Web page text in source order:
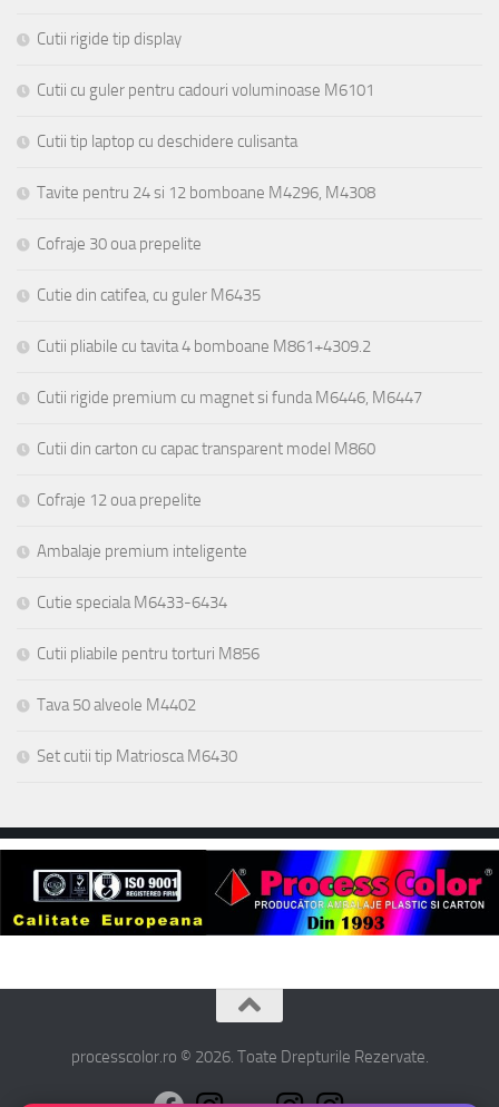
Cutii rigide tip display
Cutii cu guler pentru cadouri voluminoase M6101
Cutii tip laptop cu deschidere culisanta
Tavite pentru 24 si 12 bomboane M4296, M4308
Cofraje 30 oua prepelite
Cutie din catifea, cu guler M6435
Cutii pliabile cu tavita 4 bomboane M861+4309.2
Cutii rigide premium cu magnet si funda M6446, M6447
Cutii din carton cu capac transparent model M860
Cofraje 12 oua prepelite
Ambalaje premium inteligente
Cutie speciala M6433-6434
Cutii pliabile pentru torturi M856
Tava 50 alveole M4402
Set cutii tip Matriosca M6430
processcolor.ro © 2026. Toate Drepturile Rezervate.